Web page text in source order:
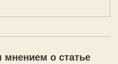
о статье